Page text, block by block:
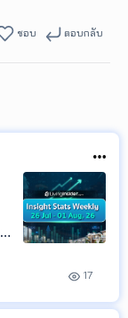
ชอบ ตอบกลับ
17